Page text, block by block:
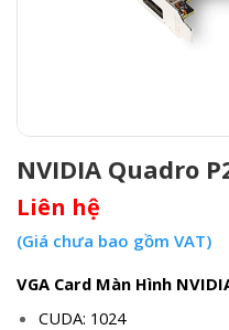
NVIDIA Quadro
Liên hệ
(Giá chưa bao gồm VAT)
VGA Card Màn Hình
CUDA: 1024